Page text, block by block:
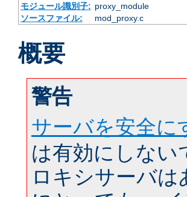
モジュール識別子: proxy_module
ソースファイル:
mod_proxy.c
概要
警告
サーバを安全に
は有効にしない
ロキシサーバ